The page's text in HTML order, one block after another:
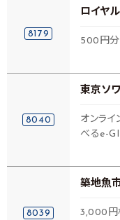
8179
ロイヤ
500円
8040
東京ソ
オンラ
べるe-
8039
築地魚
3,000円